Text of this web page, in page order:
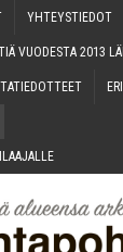
YHTEYS­TIE­DOT
VUO­DES­TA 2013